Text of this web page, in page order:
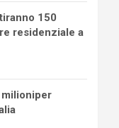
150
residenziale a
milioniper